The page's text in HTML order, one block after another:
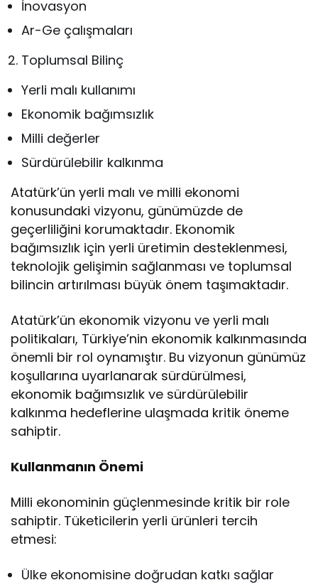
İnovasyon
Ar-Ge çalışmaları
Toplumsal Bilinç
Yerli malı kullanımı
Ekonomik bağımsızlık
Milli değerler
Sürdürülebilir kalkınma
Atatürk’ün yerli malı ve milli ekonomi
konusundaki vizyonu, günümüzde de
geçerliliğini korumaktadır. Ekonomik
bağımsızlık için yerli üretimin desteklenmesi,
teknolojik gelişimin sağlanması ve toplumsal
bilincin artırılması büyük önem taşımaktadır.
Atatürk’ün ekonomik vizyonu ve yerli malı
politikaları, Türkiye’nin ekonomik kalkınmasında
önemli bir rol oynamıştır. Bu vizyonun günümüz
koşullarına uyarlanarak sürdürülmesi,
ekonomik bağımsızlık ve sürdürülebilir
kalkınma hedeflerine ulaşmada kritik öneme
sahiptir.
Kullanmanın Önemi
Milli ekonominin güçlenmesinde kritik bir role
sahiptir. Tüketicilerin yerli ürünleri tercih
etmesi:
Ülke ekonomisine doğrudan katkı sağlar